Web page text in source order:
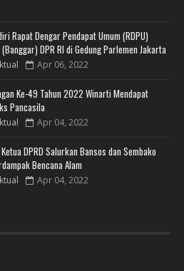
Rapat Dengar Pendapat Umum (RDPU)
DPR RI di Gedung Parlemen Jakarta
Apr 06, 2022
Ke-49 Tahun 2022 Winarti Mendapat
Pancasila
Apr 04, 2022
DPRD Salurkan Bansos dan Sembako
Bencana Alam
Apr 04, 2022